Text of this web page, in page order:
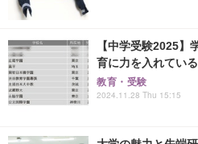
【中学受験2025】
育に力を入れてい
教育・受験
2024.11.28 Thu 15:15